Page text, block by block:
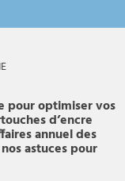
pour optimiser vos
d’encre
annuel des
astuces pour